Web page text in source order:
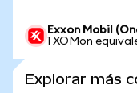
Exxon Mobil
1 XOMon
Explorar más